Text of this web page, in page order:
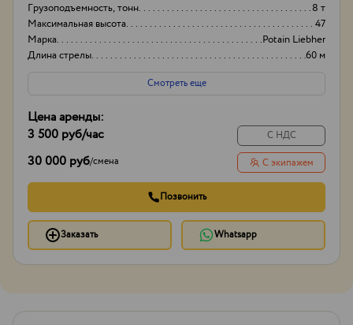
Гpузoподъемнoсть, тонн
8 т
Мaксимальная выcoтa
47
Марка
Potain Liebher
Длина стрелы
60 м
Смотреть еще
Цена аренды:
3 500 руб/час
30 000 руб/смена
С НДС
С экипажем
Позвонить
Заказать Whatsapp